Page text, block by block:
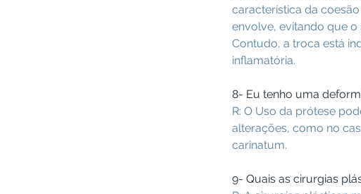
característica da
envolve, evitando que o
Contudo, a troca está
inflamatória.
8- Eu tenho uma
R: O Uso da prótese
alterações, como no
carinatum.
9- Quais as cirurgias